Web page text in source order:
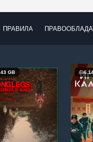
ПРАВИЛА
GB